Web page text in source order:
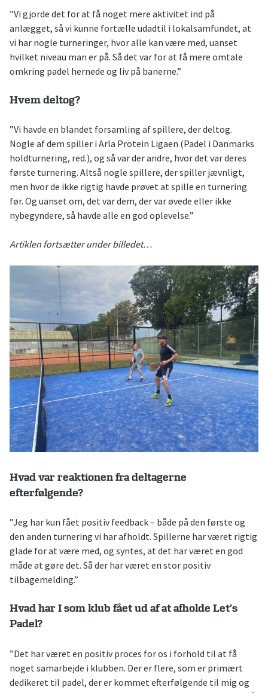
”Vi gjorde det for at få noget mere aktivitet ind på
anlægget, så vi kunne fortælle udadtil i lokalsamfundet, at
vi har nogle turneringer, hvor alle kan være med, uanset
hvilket niveau man er på. Så det var for at få mere omtale
omkring padel hernede og liv på banerne.”
Hvem deltog?
”Vi havde en blandet forsamling af spillere, der deltog.
Nogle af dem spiller i Arla Protein Ligaen (Padel i Danmarks
holdturnering, red.), og så var der andre, hvor det var deres
første turnering. Altså nogle spillere, der spiller jævnligt,
men hvor de ikke rigtig havde prøvet at spille en turnering
før. Og uanset om, det var dem, der var øvede eller ikke
nybegyndere, så havde alle en god oplevelse.”
Artiklen fortsætter under billedet…
Hvad var reaktionen fra deltagerne
efterfølgende?
”Jeg har kun fået positiv feedback – både på den første og
den anden turnering vi har afholdt. Spillerne har været rigtig
glade for at være med, og syntes, at det har været en god
måde at gøre det. Så der har været en stor positiv
tilbagemelding.”
Hvad har I som klub fået ud af at afholde Let’s
Padel?
”Det har været en positiv proces for os i forhold til at få
noget samarbejde i klubben. Der er flere, som er primært
dedikeret til padel, der er kommet efterfølgende til mig og